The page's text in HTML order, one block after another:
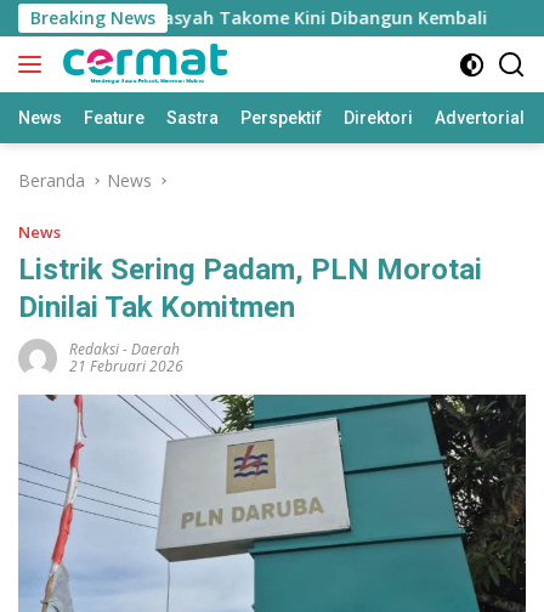
Langsung
ke
konten
Breaking News
Nurul Fasyah Takome Kini Dibangun Kembali
News Feature Sastra Perspektif Direktori Advertorial
Beranda News
News
Listrik Sering Padam, PLN Morotai
Dinilai Tak Komitmen
Redaksi-Daerah
21 Februari 2026